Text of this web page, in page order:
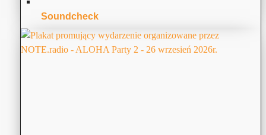
Soundcheck